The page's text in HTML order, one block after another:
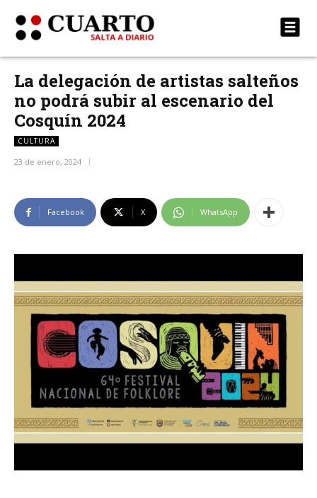
La delegación de artistas salteños
no podrá subir al escenario del
Cosquín 2024
CULTURA
23 de enero, 2024
Facebook X WhatsApp